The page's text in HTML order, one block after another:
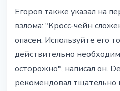
Егоров также указал на
взлома: "Кросс-чейн
опасен. Используйте его
действительно
осторожно", написал он.
рекомендовал